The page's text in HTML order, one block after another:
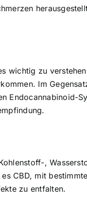
wichtig zu
Im
Endocannabinoid-
,
CBD, mit
zu entfalten.